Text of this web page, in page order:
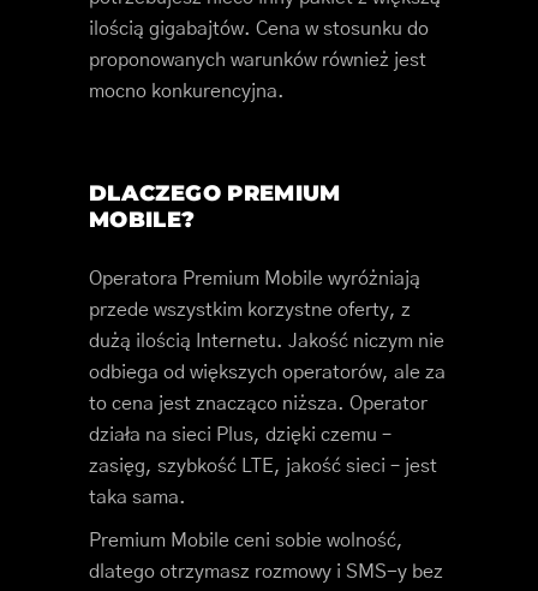
ilością gigabajtów. Cena w stosunku do
proponowanych warunków również jest
mocno konkurencyjna.
DLACZEGO PREMIUM
MOBILE?
Operatora Premium Mobile wyróżniają
przede wszystkim korzystne oferty, z
dużą ilością Internetu. Jakość niczym nie
odbiega od większych operatorów, ale za
to cena jest znacząco niższa. Operator
działa na sieci Plus, dzięki czemu –
zasięg, szybkość LTE, jakość sieci – jest
taka sama.
Premium Mobile ceni sobie wolność,
dlatego otrzymasz rozmowy i SMS-y bez